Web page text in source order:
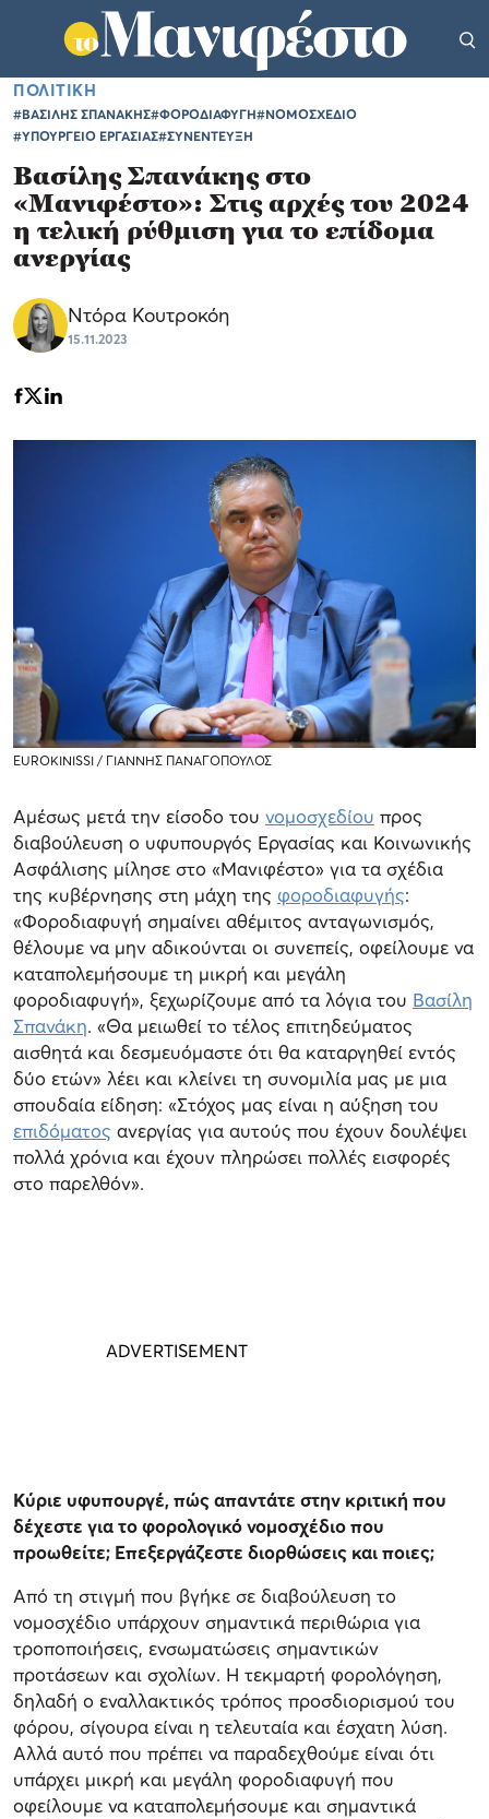
ΠΟΛΙΤΙΚΗ
#ΒΑΣΙΛΗΣ ΣΠΑΝΑΚΗΣ#ΦΟΡΟΔΙΑΦΥΓΗ#ΝΟΜΟΣΧΕΔΙΟ
#ΥΠΟΥΡΓΕΙΟ ΕΡΓΑΣΙΑΣ#ΣΥΝΕΝΤΕΥΞΗ
Βασίλης Σπανάκης στο
«Μανιφέστο»: Στις αρχές του 2024
η τελική ρύθμιση για το επίδομα
ανεργίας
Ντόρα Κουτροκόη
15.11.2023
EUROKINISSI / ΓΙΑΝΝΗΣ ΠΑΝΑΓΟΠΟΥΛΟΣ
Αμέσως μετά την είσοδο του νομοσχεδίου προς
διαβούλευση ο υφυπουργός Εργασίας και Κοινωνικής
Ασφάλισης μίλησε στο «Μανιφέστο» για τα σχέδια
της κυβέρνησης στη μάχη της φοροδιαφυγής:
«Φοροδιαφυγή σημαίνει αθέμιτος ανταγωνισμός,
θέλουμε να μην αδικούνται οι συνεπείς, οφείλουμε να
καταπολεμήσουμε τη μικρή και μεγάλη
φοροδιαφυγή», ξεχωρίζουμε από τα λόγια του Βασίλη
Σπανάκη. «Θα μειωθεί το τέλος επιτηδεύματος
αισθητά και δεσμευόμαστε ότι θα καταργηθεί εντός
δύο ετών» λέει και κλείνει τη συνομιλία μας με μια
σπουδαία είδηση: «Στόχος μας είναι η αύξηση του
επιδόματος ανεργίας για αυτούς που έχουν δουλέψει
πολλά χρόνια και έχουν πληρώσει πολλές εισφορές
στο παρελθόν».
Κύριε υφυπουργέ, πώς απαντάτε στην κριτική που
δέχεστε για το φορολογικό νομοσχέδιο που
προωθείτε; Επεξεργάζεστε διορθώσεις και ποιες;
Από τη στιγμή που βγήκε σε διαβούλευση το
νομοσχέδιο υπάρχουν σημαντικά περιθώρια για
τροποποιήσεις, ενσωματώσεις σημαντικών
προτάσεων και σχολίων. Η τεκμαρτή φορολόγηση,
δηλαδή ο εναλλακτικός τρόπος προσδιορισμού του
φόρου, σίγουρα είναι η τελευταία και έσχατη λύση.
Αλλά αυτό που πρέπει να παραδεχθούμε είναι ότι
υπάρχει μικρή και μεγάλη φοροδιαφυγή που
οφείλουμε να καταπολεμήσουμε και σημαντικά